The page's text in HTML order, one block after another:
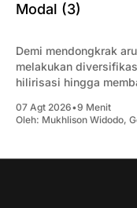
Modal (3)
Demi mendongkrak
melakukan
hilirisasi hingga
07 Agt 2026•9 Menit
Oleh: Mukhlison Widodo,